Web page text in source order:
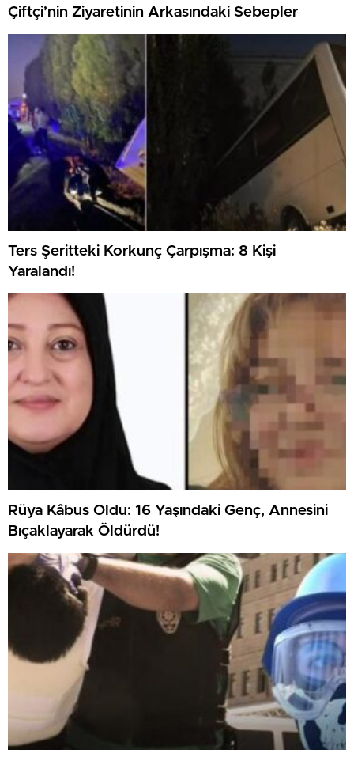
Çiftçi’nin Ziyaretinin Arkasındaki Sebepler
Ters Şeritteki Korkunç Çarpışma: 8 Kişi
Yaralandı!
Rüya Kâbus Oldu: 16 Yaşındaki Genç, Annesini
Bıçaklayarak Öldürdü!